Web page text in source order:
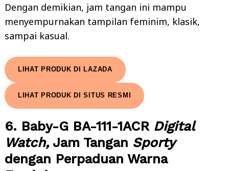
Dengan demikian, jam tangan ini mampu
menyempurnakan tampilan feminim, klasik,
sampai kasual.
LIHAT PRODUK DI LAZADA
LIHAT PRODUK DI SITUS RESMI
6. Baby-G BA-111-1ACR Digital
Watch, Jam Tangan Sporty
dengan Perpaduan Warna